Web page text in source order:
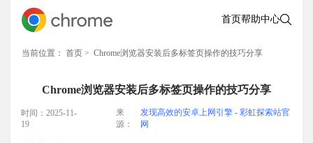
首页帮助中心
当前位置： 首页 > Chrome浏览器安装后多标签页操作的技巧分享
Chrome浏览器安装后多标签页操作的技巧分享
时间：2025-11-
19
来
源：
发现高效的安卓上网引擎 - 彩虹探索站官
网